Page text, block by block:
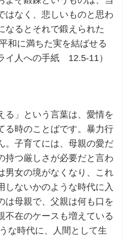
はなく、悲しいものと思わ
なるとそれで鍛えられた
和に満ちた実を結ばせる
イ人への手紙 12.5-11）
る」という言葉は、愛情を
る時のことばです。暴力行
。子育てには、母親の愛だ
持つ厳しさが必要だと言わ
男女の境がなくなり、これ
しないかのような時代に入
は母親で、父親は何も口を
不在のケースも増えている
な時代に、人間として生